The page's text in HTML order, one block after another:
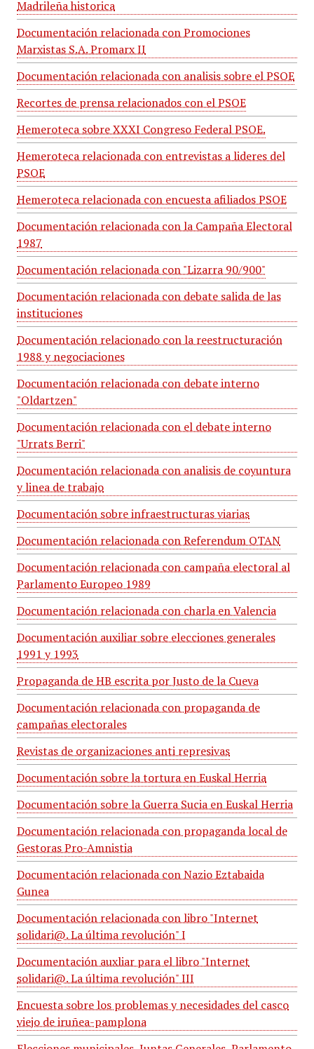
Madrileña historica
Documentación relacionada con Promociones
Marxistas S.A. Promarx II
Documentación relacionada con analisis sobre el PSOE
Recortes de prensa relacionados con el PSOE
Hemeroteca sobre XXXI Congreso Federal PSOE.
Hemeroteca relacionada con entrevistas a lideres del
PSOE
Hemeroteca relacionada con encuesta afiliados PSOE
Documentación relacionada con la Campaña Electoral
1987
Documentación relacionada con "Lizarra 90/900"
Documentación relacionada con debate salida de las
instituciones
Documentación relacionado con la reestructuración
1988 y negociaciones
Documentación relacionada con debate interno
"Oldartzen"
Documentación relacionada con el debate interno
"Urrats Berri"
Documentación relacionada con analisis de coyuntura
y linea de trabajo
Documentación sobre infraestructuras viarias
Documentación relacionada con Referendum OTAN
Documentación relacionada con campaña electoral al
Parlamento Europeo 1989
Documentación relacionada con charla en Valencia
Documentación auxiliar sobre elecciones generales
1991 y 1993
Propaganda de HB escrita por Justo de la Cueva
Documentación relacionada con propaganda de
campañas electorales
Revistas de organizaciones anti represivas
Documentación sobre la tortura en Euskal Herria
Documentación sobre la Guerra Sucia en Euskal Herria
Documentación relacionada con propaganda local de
Gestoras Pro-Amnistia
Documentación relacionada con Nazio Eztabaida
Gunea
Documentación relacionada con libro "Internet
solidari@. La última revolución" I
Documentación auxliar para el libro "Internet
solidari@. La última revolución" III
Encuesta sobre los problemas y necesidades del casco
viejo de iruñea-pamplona